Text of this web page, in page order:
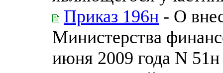
Приказ 196н - О
Министерства
июня 2009 года N